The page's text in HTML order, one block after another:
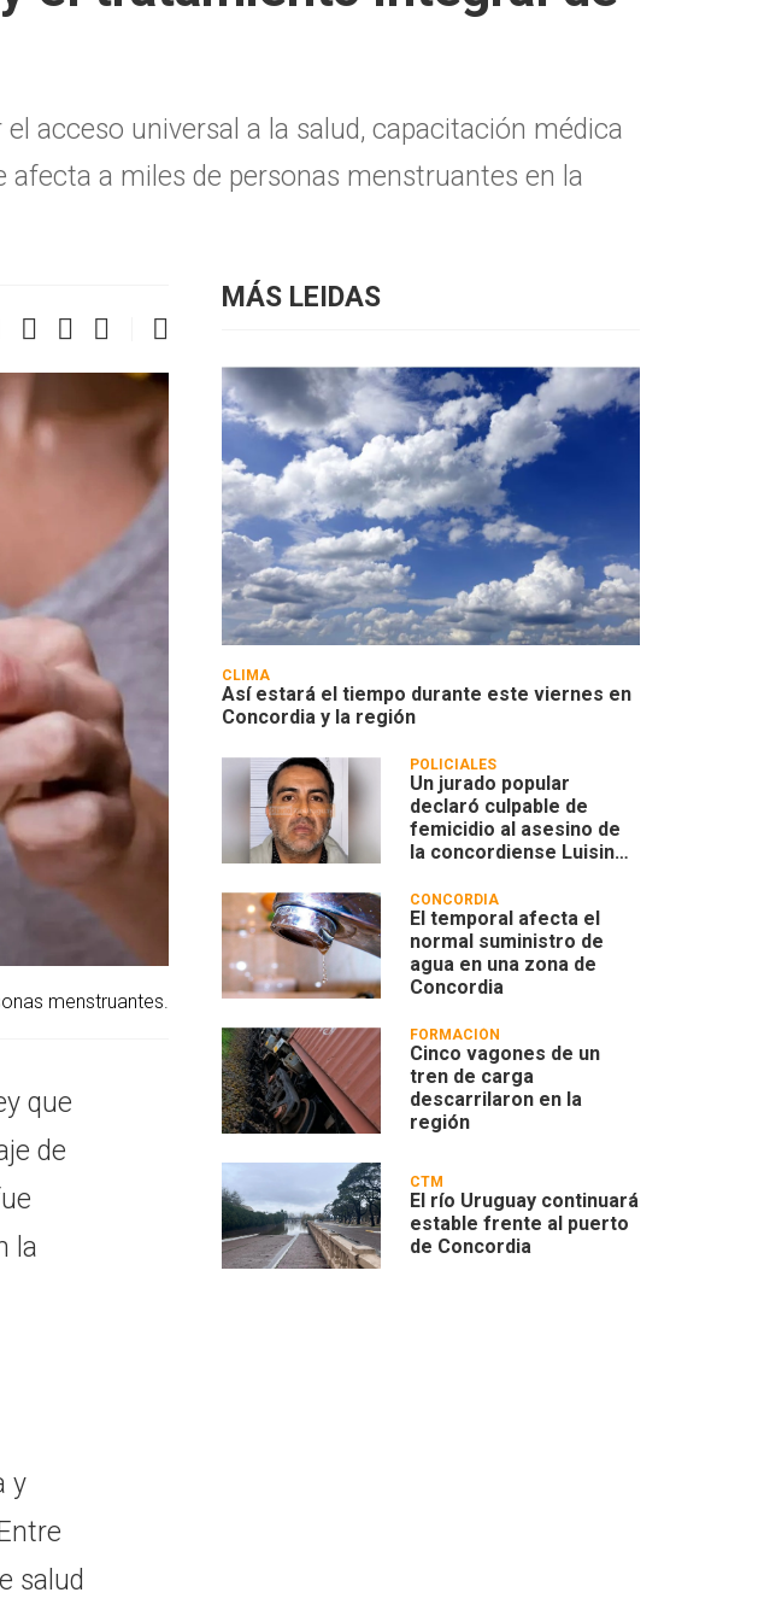
acceso universal a la salud, capacitación médica
a miles de personas menstruantes en la
menstruantes.
que
de
la
y
salud
MÁS LEIDAS
CLIMA
Así estará el tiempo durante este viernes en
Concordia y la región
POLICIALES
Un jurado popular
declaró culpable de
femicidio al asesino de
la concordiense Luisina
CONCORDIA
El temporal afecta el
normal suministro de
agua en una zona de
Concordia
FORMACIÓN
Cinco vagones de un
tren de carga
descarrilaron en la
región
CTM
El río Uruguay continuará
estable frente al puerto
de Concordia